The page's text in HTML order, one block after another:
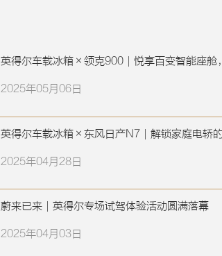
英得尔车载冰箱×领克900｜悦享百变智能座舱
2025年05月06日
英得尔车载冰箱×东风日产N7｜解锁家庭电轿
2025年04月28日
蔚来已来｜英得尔专场试驾体验活动圆满落幕
2025年04月03日